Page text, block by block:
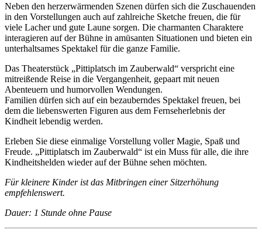
Neben den herzerwärmenden Szenen dürfen sich die Zuschauenden
in den Vorstellungen auch auf zahlreiche Sketche freuen, die für
viele Lacher und gute Laune sorgen. Die charmanten Charaktere
interagieren auf der Bühne in amüsanten Situationen und bieten ein
unterhaltsames Spektakel für die ganze Familie.
Das Theaterstück „Pittiplatsch im Zauberwald“ verspricht eine
mitreißende Reise in die Vergangenheit, gepaart mit neuen
Abenteuern und humorvollen Wendungen.
Familien dürfen sich auf ein bezauberndes Spektakel freuen, bei
dem die liebenswerten Figuren aus dem Fernseherlebnis der
Kindheit lebendig werden.
Erleben Sie diese einmalige Vorstellung voller Magie, Spaß und
Freude. „Pittiplatsch im Zauberwald“ ist ein Muss für alle, die ihre
Kindheitshelden wieder auf der Bühne sehen möchten.
Für kleinere Kinder ist das Mitbringen einer Sitzerhöhung
empfehlenswert.
Dauer: 1 Stunde ohne Pause